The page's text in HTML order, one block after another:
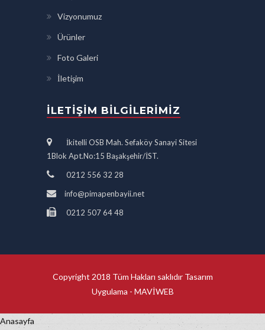
Vizyonumuz
Ürünler
Foto Galeri
İletişim
İLETIŞIM BILGILERIMIZ
İkitelli OSB Mah. Sefaköy Sanayi Sitesi
1Blok Apt.No:15 Başakşehir/İST.
0212 556 32 28
info@pimapenbayii.net
0212 507 64 48
Copyright 2018 Tüm Hakları saklıdır Tasarım
Uygulama - MAVİWEB
Anasayfa